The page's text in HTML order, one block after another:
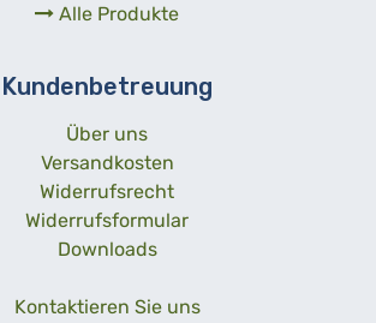
Alle Produkte
Kundenbetreuung
Über uns
Versandkosten
Widerrufsrecht
Widerrufsformular
Downloads
Kontaktieren Sie uns